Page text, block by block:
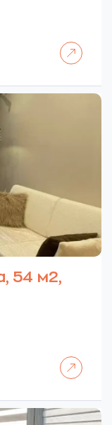
54 м2,